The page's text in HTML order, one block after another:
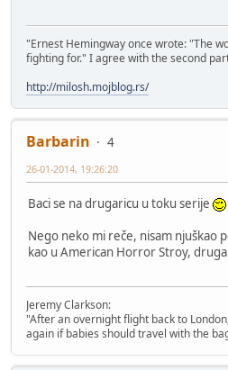
"Ernest Hemingway once wrote: "The
fighting for." I agree with the second
http://milosh.mojblog.rs/
Barbarin
4
26-01-2014, 19:26:20
Baci se na drugaricu u toku serije
Nego neko mi reče, nisam njuškao
kao u American Horror Stroy,
Jeremy Clarkson:
"After an overnight flight back to
again if babies should travel with the